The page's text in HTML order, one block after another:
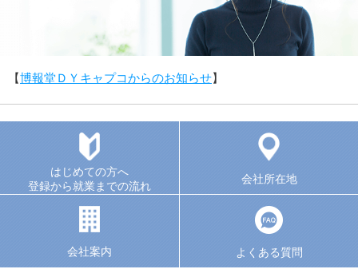
【博報堂ＤＹキャプコからのお知らせ】
はじめての方へ
登録から就業までの流れ
会社所在地
会社案内 よくある質問